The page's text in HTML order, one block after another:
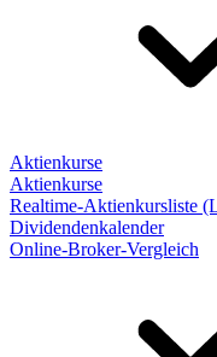
Aktienkurse
Aktienkurse
Realtime-Aktienkursliste
Dividendenkalender
Online-Broker-Vergleich